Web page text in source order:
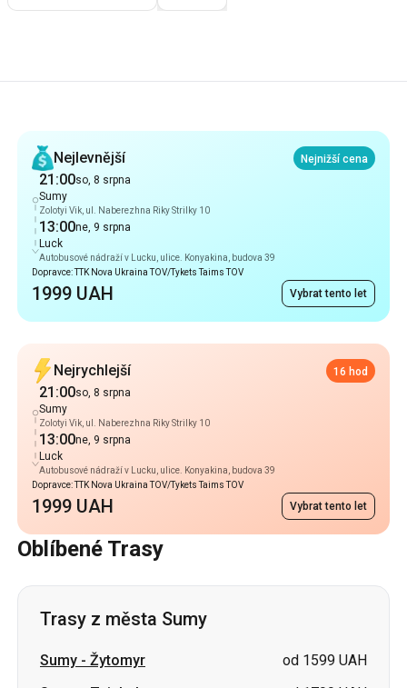
Nejlevnější
Nejnižší cena
21:00so, 8 srpna
Sumy
Zolotyi Vik, ul. Naberezhna Riky Strilky 10
13:00ne, 9 srpna
Luck
Autobusové nádraží v Lucku, ulice. Konyakina, budova 39
Dopravce: TTK Nova Ukraina TOV/Tykets Taims TOV
1999 UAH Vybrat tento let
Nejrychlejší 16 hod
21:00so, 8 srpna
Sumy
Zolotyi Vik, ul. Naberezhna Riky Strilky 10
13:00ne, 9 srpna
Luck
Autobusové nádraží v Lucku, ulice. Konyakina, budova 39
Dopravce: TTK Nova Ukraina TOV/Tykets Taims TOV
1999 UAH Vybrat tento let
Oblíbené Trasy
Trasy z města Sumy
Sumy - Žytomyr
od 1599 UAH